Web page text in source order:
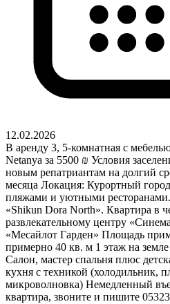
12.02.2026
В аренду 3, 5-комнатная с
Netanya за 5500 ₪ Условия
новым репатриантам на долгий
месяца Локация: Курортный
пляжами и уютными
«Shikun Dora North». Квартира в
развлекательному центру
«Месайлот Гарден» Площадь
примерно 40 кв. м 1 этаж на
Салон, мастер спальня плюс
кухня с техникой (холодильник,
микроволновка) Немедленный
квартира, звоните и пишите